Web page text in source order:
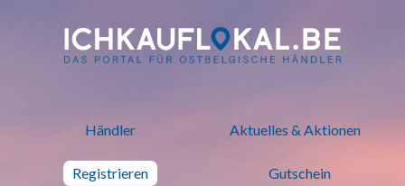
ich kauf lokal - Bei lokalen
Händler Aktuelles & Aktionen
Registrieren Gutschein